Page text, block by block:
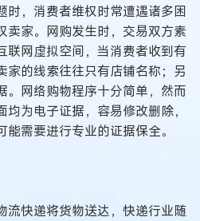
时，消费者维权时常遭遇诸多困
卖家。网购发生时，交易双方素
联网虚拟空间，当消费者收到有
家的线索往往只有店铺名称；另
。网络购物程序十分简单，然而
为电子证据，容易修改删除，
需要进行专业的证据保全。
流快递将货物送达，快递行业随